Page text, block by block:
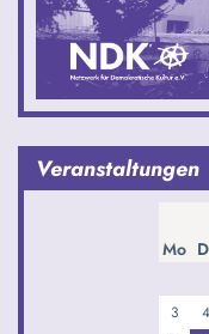
Veranstaltungen
Mo
3
4